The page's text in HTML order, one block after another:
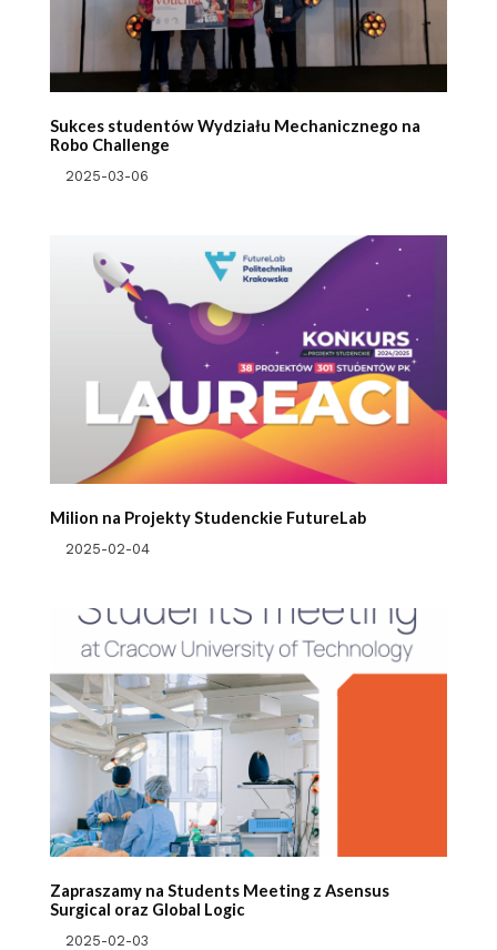
Sukces studentów Wydziału Mechanicznego na
Robo Challenge
2025-03-06
Milion na Projekty Studenckie FutureLab
2025-02-04
Zapraszamy na Students Meeting z Asensus
Surgical oraz Global Logic
2025-02-03